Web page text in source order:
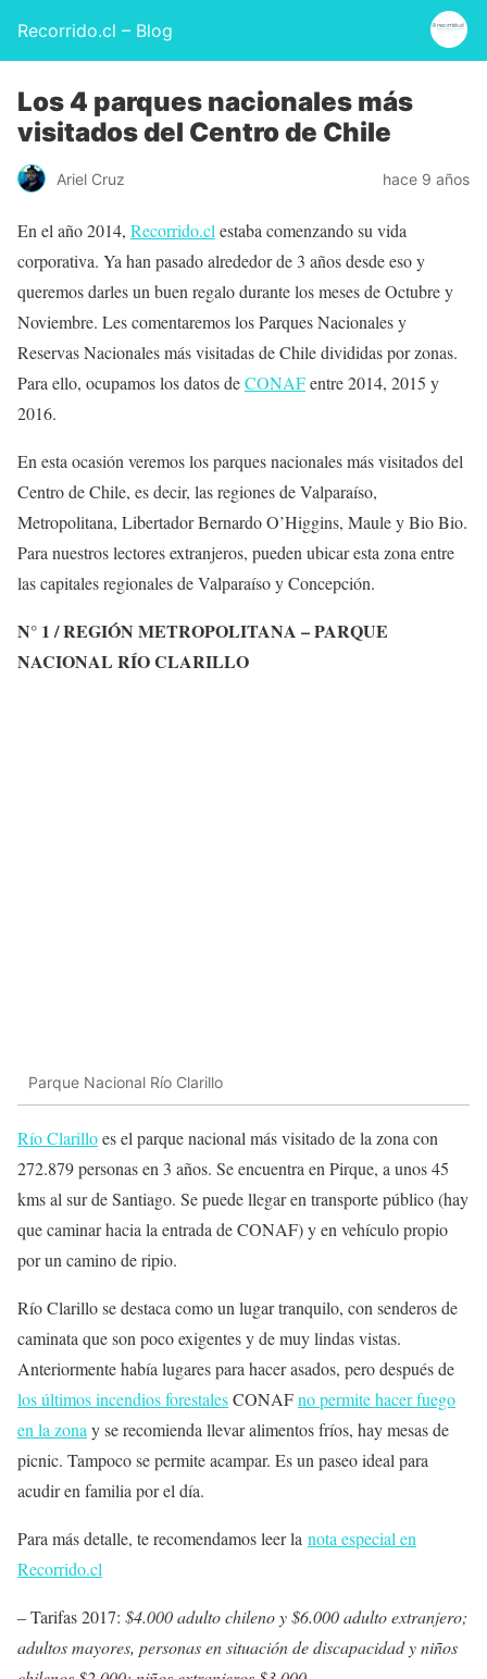
Recorrido.cl – Blog
Los 4 parques nacionales más
visitados del Centro de Chile
Ariel Cruz hace 9 años
En el año 2014, Recorrido.cl estaba comenzando su vida
corporativa. Ya han pasado alrededor de 3 años desde eso y
queremos darles un buen regalo durante los meses de Octubre y
Noviembre. Les comentaremos los Parques Nacionales y
Reservas Nacionales más visitadas de Chile divididas por zonas.
Para ello, ocupamos los datos deCONAFentre 2014, 2015 y
2016.
En esta ocasión veremos los parques nacionales más visitados del
Centro de Chile, es decir, las regiones de Valparaíso,
Metropolitana, Libertador Bernardo O’Higgins, Maule y Bio Bio.
Para nuestros lectores extranjeros, pueden ubicar esta zona entre
las capitales regionales de Valparaíso y Concepción.
N° 1 / REGIÓN METROPOLITANA – PARQUE
NACIONAL RÍO CLARILLO
Parque Nacional Río Clarillo
Río Clarilloes el parque nacional más visitado de la zona con
272.879 personas en 3 años. Se encuentra en Pirque, a unos 45
kms al sur de Santiago. Se puede llegar en transporte público (hay
que caminar hacia la entrada de CONAF) y en vehículo propio
por un camino de ripio.
Río Clarillo se destaca como un lugar tranquilo, con senderos de
caminata que son poco exigentes y de muy lindas vistas.
Anteriormente había lugares para hacer asados, pero después de
los últimos incendios forestalesCONAFno permite hacer fuego
en la zonay se recomienda llevar alimentos fríos, hay mesas de
picnic. Tampoco se permite acampar. Es un paseo ideal para
acudir en familia por el día.
Para más detalle, te recomendamos leer la nota especial en
Recorrido.cl
–Tarifas 2017: $4.000 adulto chileno y $6.000 adulto extranjero;
adultos mayores, personas en situación de discapacidad y niños